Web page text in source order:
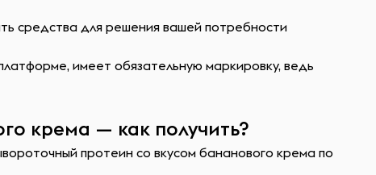
средства для решения вашей потребности
имеет обязательную маркировку, ведь
крема — как получить?
протеин со вкусом бананового крема по